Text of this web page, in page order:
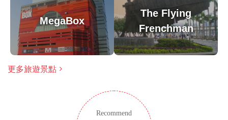
MegaBox
The Flying
Frenchman
更多旅遊景點
Recommend